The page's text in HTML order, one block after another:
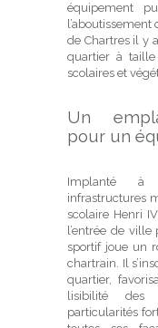
équipement
de Chartres il y
quartier à taille
scolaires et
Un
pour un
Implanté à
infrastructures
scolaire Henri
l’entrée de
sportif joue un
chartrain. Il
quartier,
lisibilité des
particularités